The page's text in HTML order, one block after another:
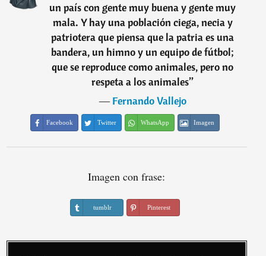
un país con gente muy buena y gente muy
mala. Y hay una población ciega, necia y
patriotera que piensa que la patria es una
bandera, un himno y un equipo de fútbol;
que se reproduce como animales, pero no
respeta a los animales”
―Fernando Vallejo
Facebook Twitter WhatsApp Imagen
Imagen con frase:
tumblr Pinterest